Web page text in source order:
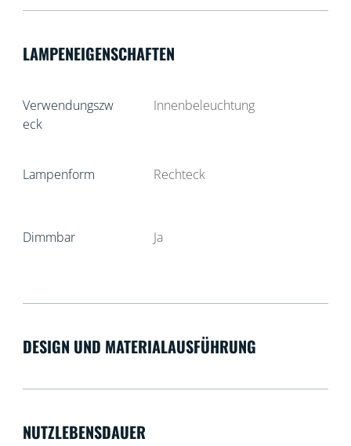
LAMPENEIGENSCHAFTEN
Verwendungszw
eck
Innenbeleuchtung
Lampenform Rechteck
Dimmbar Ja
DESIGN UND MATERIALAUSFÜHRUNG
NUTZLEBENSDAUER